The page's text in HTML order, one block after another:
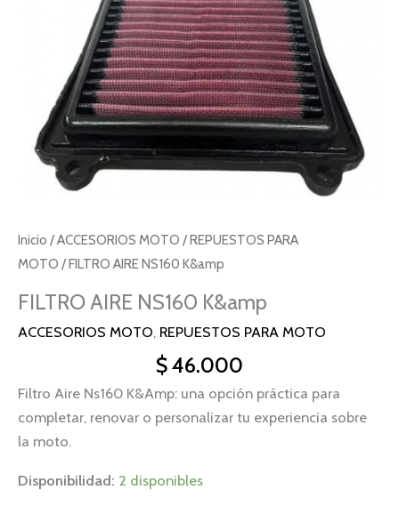
Inicio /ACCESORIOS MOTO /REPUESTOS PARA
MOTO / FILTRO AIRE NS160 K&amp
FILTRO AIRE NS160 K&amp
ACCESORIOS MOTO, REPUESTOS PARA MOTO
$46.000
Filtro Aire Ns160 K&Amp: una opción práctica para
completar, renovar o personalizar tu experiencia sobre
la moto.
Disponibilidad: 2 disponibles